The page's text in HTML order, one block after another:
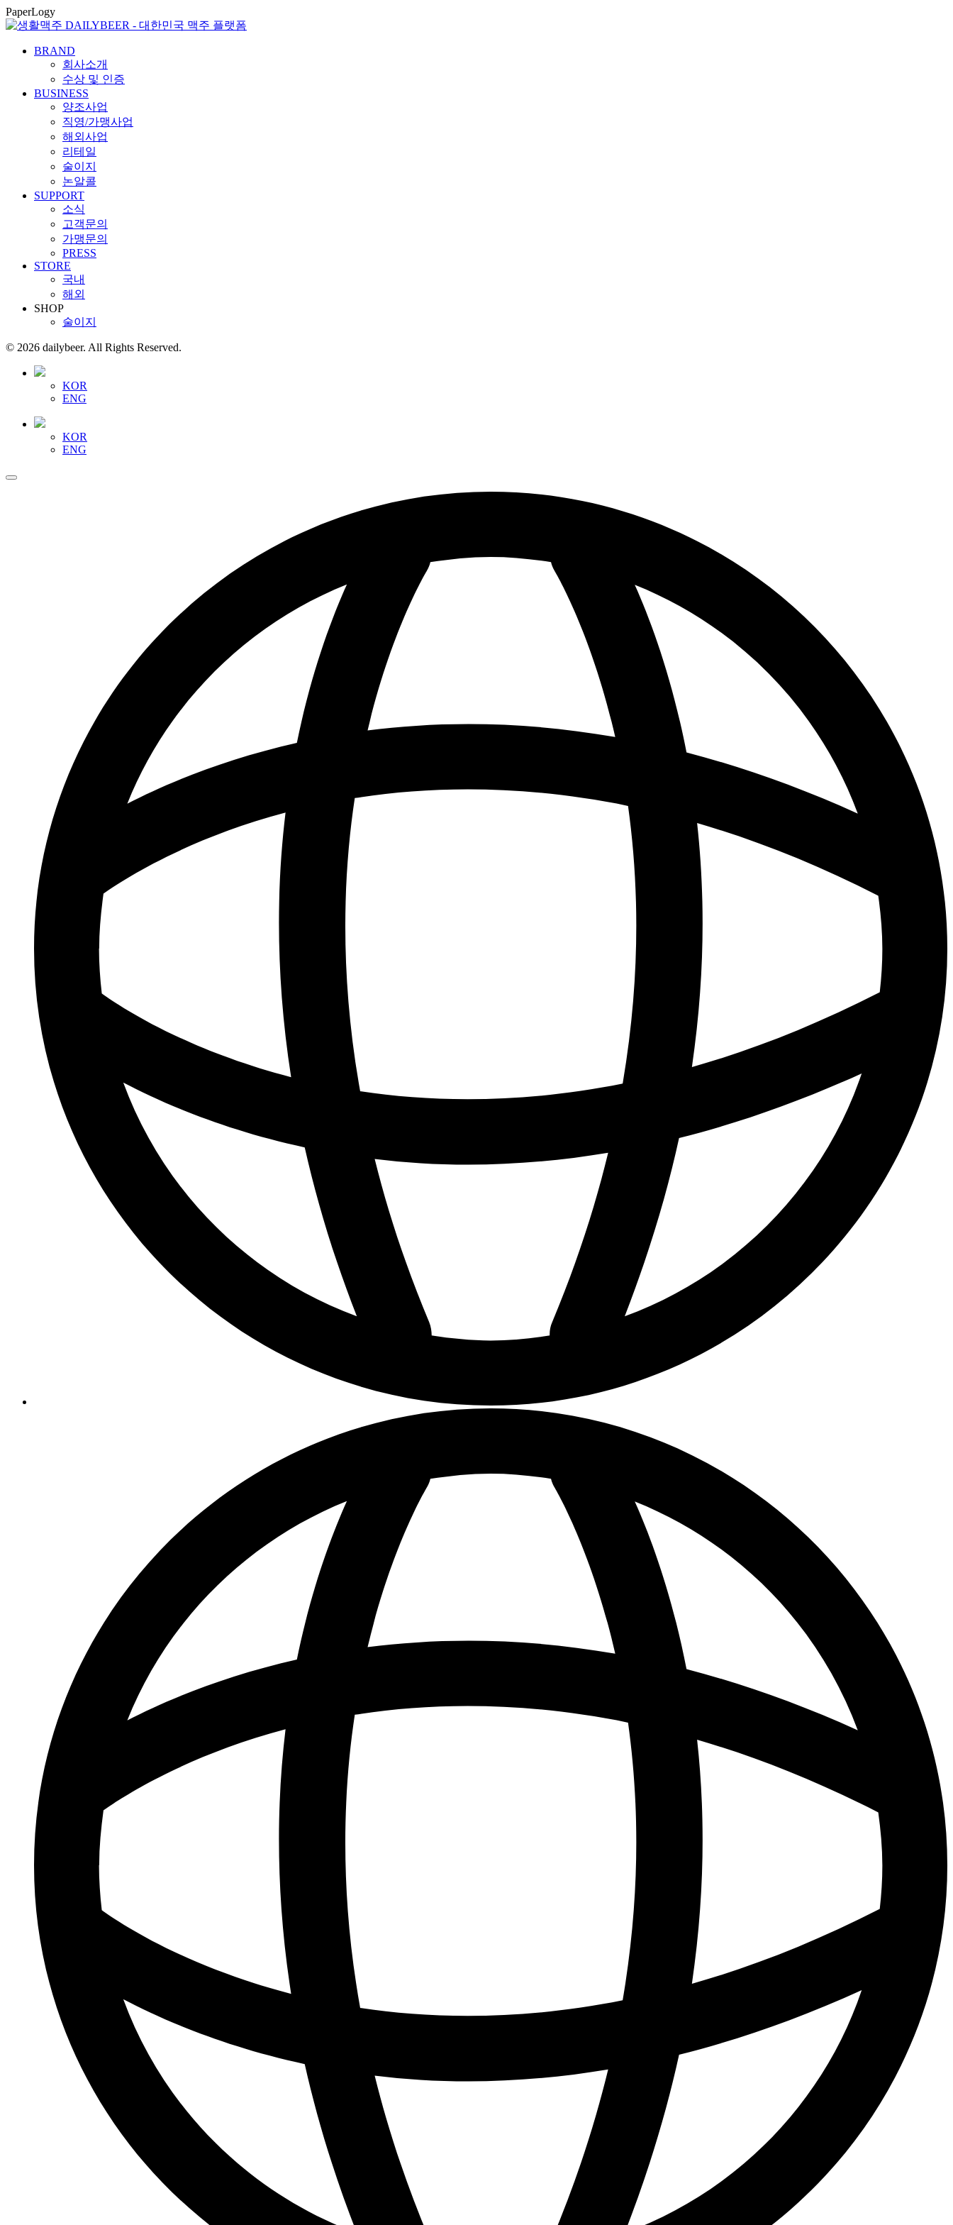
콘
텐
PaperLogy
BRAND
회사소개
수상 및 인증
BUSINESS
양조사업
직영/가맹사업
해외사업
리테일
술이지
논알콜
SUPPORT
소식
고객문의
가맹문의
PRESS
STORE
국내
해외
SHOP
술이지
© 2026 dailybeer. All Rights Reserved.
KOR
ENG
KOR
ENG